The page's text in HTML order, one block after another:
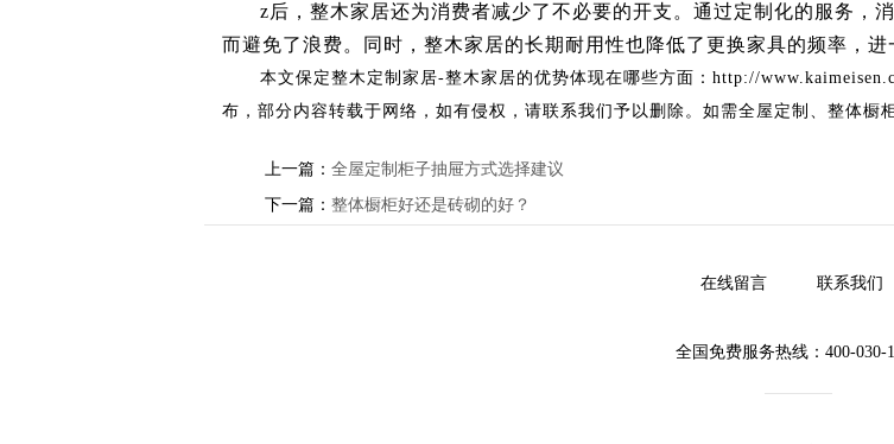
z后，整木家居还为消费者减少了不必要的开支。通过定制化的服务，
而避免了浪费。同时，整木家居的长期耐用性也降低了更换家具的频率，进
本文保定整木定制家居-整木家居的优势体现在哪些方面 ：http://
布，部分内容转载于网络，如有侵权，请联系我们予以删除。如需全屋定制、整体橱
上一篇： 全屋定制柜子抽屉方式选择建议
下一篇： 整体橱柜好还是砖砌的好？
在线留言 联系我们
全国免费服务热线：400-030-